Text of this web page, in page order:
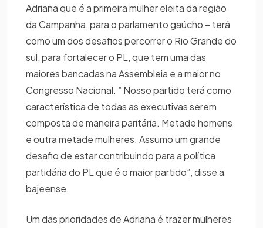
Adriana que é a primeira mulher eleita da região
da Campanha, para o parlamento gaúcho – terá
como um dos desafios percorrer o Rio Grande do
sul, para fortalecer o PL, que tem uma das
maiores bancadas na Assembleia e a maior no
Congresso Nacional. ” Nosso partido terá como
característica de todas as executivas serem
composta de maneira paritária. Metade homens
e outra metade mulheres. Assumo um grande
desafio de estar contribuindo para a política
partidária do PL que é o maior partido”, disse a
bajeense.
Um das prioridades de Adriana é trazer mulheres